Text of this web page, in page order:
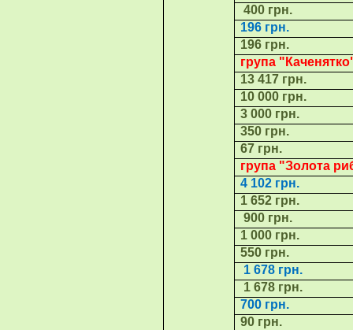
400 грн.
196 грн.
196 грн.
група
13 417 грн.
10 000 грн.
3 000 грн.
350 грн.
67 грн.
група "Золота
4 102 грн.
1 652 грн.
900 грн.
1 000 грн.
550 грн.
1 678 грн.
1 678 грн.
700 грн.
90 грн.